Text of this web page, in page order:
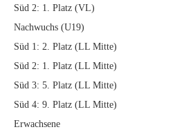
Süd 2: 1. Platz (VL)
Nachwuchs (U19)
Süd 1: 2. Platz (LL Mitte)
Süd 2: 1. Platz (LL Mitte)
Süd 3: 5. Platz (LL Mitte)
Süd 4: 9. Platz (LL Mitte)
Erwachsene